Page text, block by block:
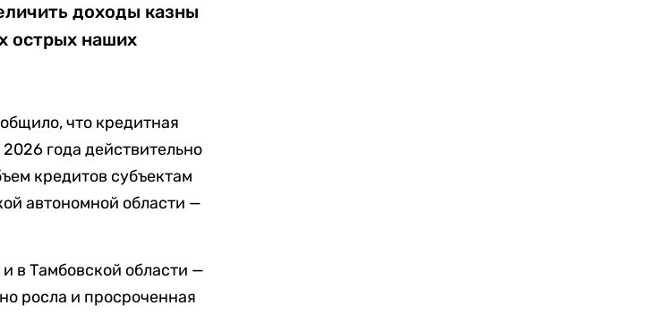
доходы казны
острых наших
что кредитная
года действительно
кредитов субъектам
автономной области —
в Тамбовской области —
росла и просроченная